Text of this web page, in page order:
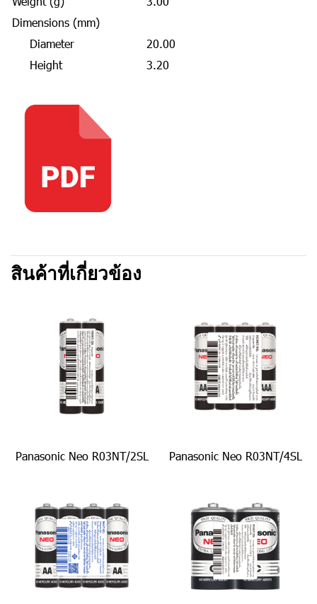
Dimensions (mm)
Diameter
20.00
Height
3.20
สินค้าที่เกี่ยวข้อง
Panasonic Neo R03NT/2SL Panasonic Neo R03NT/4SL